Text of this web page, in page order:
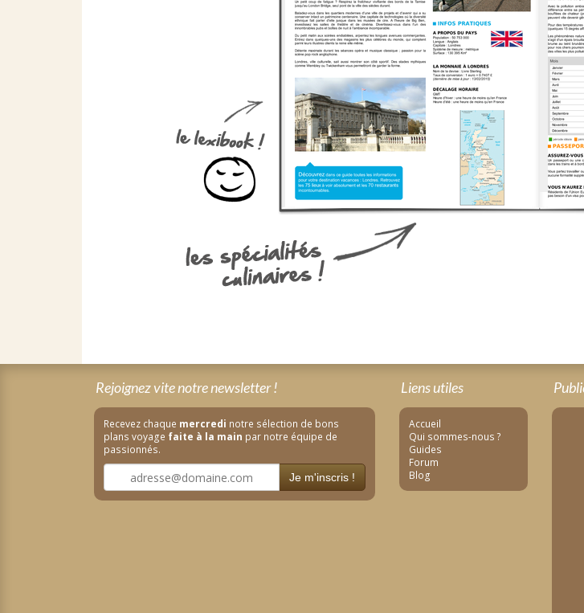
Rejoignez vite notre newsletter !
Recevez chaque mercredi notre sélection de bons
plans voyage faite à la main par notre équipe de
passionnés.
Je m'inscris !
Liens utiles
Accueil
Qui sommes-nous ?
Guides
Forum
Blog